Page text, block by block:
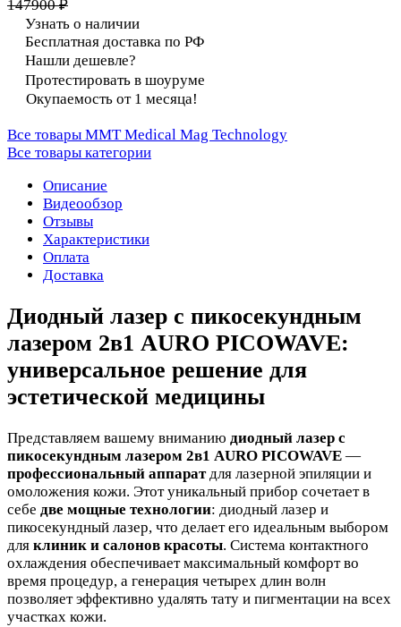
147900 ₽
Узнать о наличии
Бесплатная доставка по РФ
Нашли дешевле?
Протестировать в шоуруме
Окупаемость от 1 месяца!
Все товары MMT Medical Mag Technology
Все товары категории
Описание
Видеообзор
Отзывы
Характеристики
Оплата
Доставка
Диодный лазер с пикосекундным
лазером 2в1 AURO PICOWAVE:
универсальное решение для
эстетической медицины
Представляем вашему вниманию диодный лазер с
пикосекундным лазером 2в1 AURO PICOWAVE —
профессиональный аппаратдля лазерной эпиляции и
омоложения кожи. Этот уникальный прибор сочетает в
себе две мощные технологии: диодный лазер и
пикосекундный лазер, что делает его идеальным выбором
для клиник и салонов красоты. Система контактного
охлаждения обеспечивает максимальный комфорт во
время процедур, а генерация четырех длин волн
позволяет эффективно удалять тату и пигментации на всех
участках кожи.